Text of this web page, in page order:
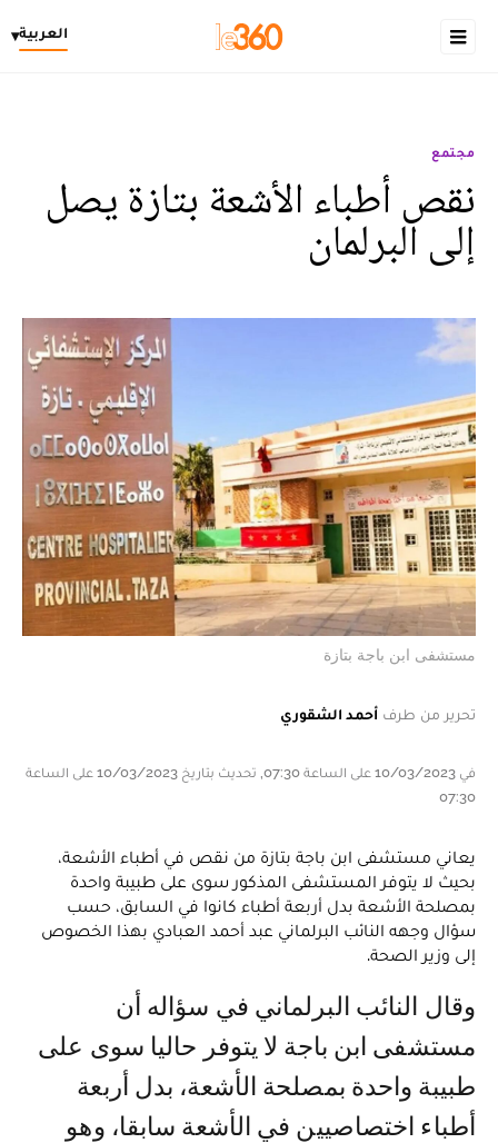
العربية▾
مجتمع
نقص أطباء الأشعة بتازة يصل
إلى البرلمان
مستشفى ابن باجة بتازة
تحرير من طرف أحمد الشقوري
في 10/03/2023 على الساعة 07:30, تحديث بتاريخ 10/03/2023 على الساعة
07:30
يعاني مستشفى ابن باجة بتازة من نقص في أطباء الأشعة،
بحيث لا يتوفر المستشفى المذكور سوى على طبيبة واحدة
بمصلحة الأشعة بدل أربعة أطباء كانوا في السابق، حسب
سؤال وجهه النائب البرلماني عبد أحمد العبادي بهذا الخصوص
إلى وزير الصحة.
وقال النائب البرلماني في سؤاله أن
مستشفى ابن باجة لا يتوفر حاليا سوى على
طبيبة واحدة بمصلحة الأشعة، بدل أربعة
أطباء اختصاصيين في الأشعة سابقا، وهو